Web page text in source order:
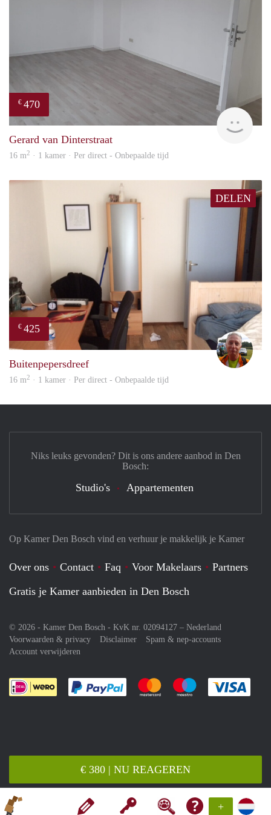
+
€ 380 | NU REAGEREN
€ 470
Gerard van Dinterstraat
16 m2 · 1 kamer · Per direct - Onbepaalde tijd
DELEN
€ 425
wim
Buitenpepersdreef
16 m2 · 1 kamer · Per direct - Onbepaalde tijd
Op Kamer Den Bosch vind en verhuur je makkelijk je Kamer
Over ons Contact Faq Voor Makelaars
Partners
Gratis je Kamer aanbieden in Den Bosch
© 2026 - Kamer Den Bosch - KvK nr. 02094127 – Nederland
Voorwaarden & privacy
Disclaimer
Spam & nep-accounts
Account verwijderen
Je rekent gemakkelijk af met Paypal
Je rekent gemakkelijk af met
Je rekent
Niks leuks gevonden? Dit is ons andere aanbod in Den
Bosch:
Studio's Appartementen